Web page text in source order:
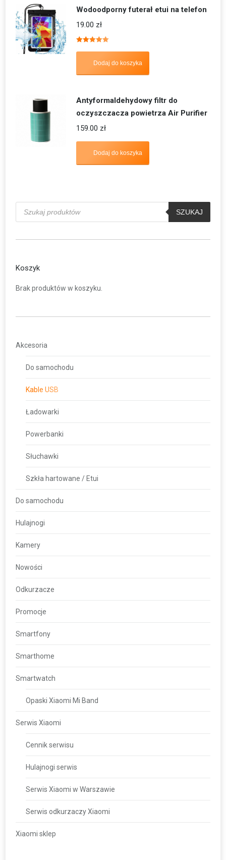
Wodoodporny futerał etui na telefon
19.00 zł
Dodaj do koszyka
Antyformaldehydowy filtr do
oczyszczacza powietrza Air Purifier
159.00 zł
Dodaj do koszyka
Wyszukiwarka
produktów
SZUKAJ
Koszyk
Brak produktów w koszyku.
Akcesoria
Do samochodu
Kable USB
Ładowarki
Powerbanki
Słuchawki
Szkła hartowane / Etui
Do samochodu
Hulajnogi
Kamery
Nowości
Odkurzacze
Promocje
Smartfony
Smarthome
Smartwatch
Opaski Xiaomi Mi Band
Serwis Xiaomi
Cennik serwisu
Hulajnogi serwis
Serwis Xiaomi w Warszawie
Serwis odkurzaczy Xiaomi
Xiaomi sklep